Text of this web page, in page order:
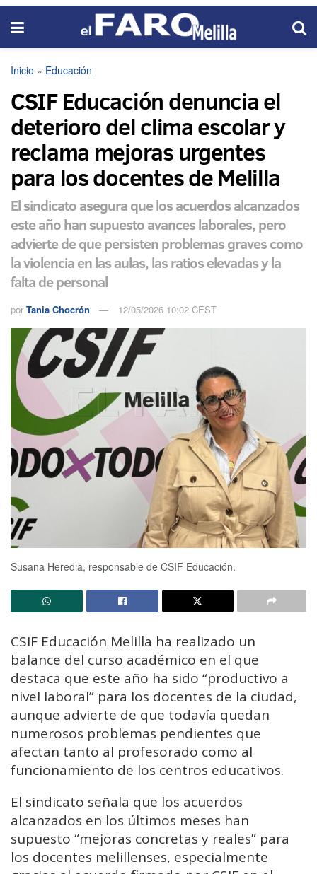
Inicio » Educación
CSIF Educación denuncia el
deterioro del clima escolar y
reclama mejoras urgentes
para los docentes de Melilla
El sindicato asegura que los acuerdos alcanzados
este año han supuesto avances laborales, pero
advierte de que persisten problemas graves como
la violencia en las aulas, las ratios elevadas y la
falta de personal
por Tania Chocrón 12/05/2026 10:02 CEST
Susana Heredia, responsable de CSIF Educación.
CSIF Educación Melilla ha realizado un
balance del curso académico en el que
destaca que este año ha sido “productivo a
nivel laboral” para los docentes de la ciudad,
aunque advierte de que todavía quedan
numerosos problemas pendientes que
afectan tanto al profesorado como al
funcionamiento de los centros educativos.
El sindicato señala que los acuerdos
alcanzados en los últimos meses han
supuesto “mejoras concretas y reales” para
los docentes melillenses, especialmente